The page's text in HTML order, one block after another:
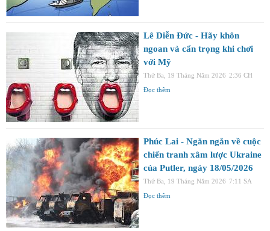
Lê Diễn Đức - Hãy khôn
ngoan và cẩn trọng khi chơi
với Mỹ
Thứ Ba, 19 Tháng Năm 2026 2:36 CH
Đọc thêm
Phúc Lai - Ngăn ngắn về cuộc
chiến tranh xâm lược Ukraine
của Putler, ngày 18/05/2026
Thứ Ba, 19 Tháng Năm 2026 7:11 SA
Đọc thêm